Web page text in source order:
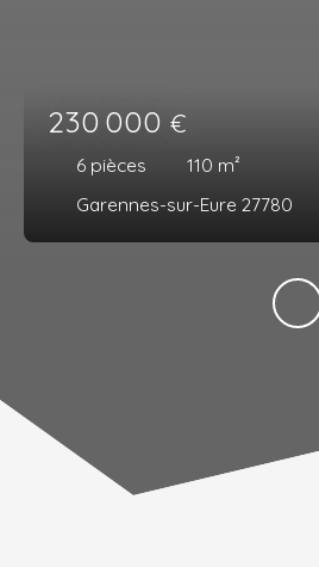
230 000 €
6 pièces 110 m²
Garennes-sur-Eure 27780